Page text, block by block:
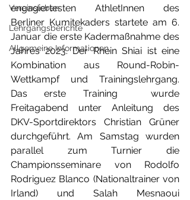
Vereinsleben
Lehrgangsberichte
Allgemeine Informationen
engagiertesten AthletInnen des
Berliner Kumitekaders startete am 6.
Januar die erste Kadermaßnahme des
Jahres 2023. Der Rhein Shiai ist eine
Kombination aus Round-Robin-
Wettkampf und Trainingslehrgang.
Das erste Training  wurde
Freitagabend unter Anleitung des
DKV-Sportdirektors Christian Grüner
durchgeführt. Am Samstag wurden
parallel zum Turnier die
Championsseminare von Rodolfo
Rodriguez Blanco (Nationaltrainer von
Irland) und Salah Mesnaoui